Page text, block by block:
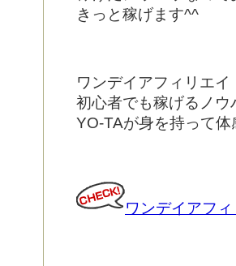
きっと稼げます^^
ワンデイアフィリエイ
初心者でも稼げるノウ
YO-TAが身を持って
ワンデイアフ